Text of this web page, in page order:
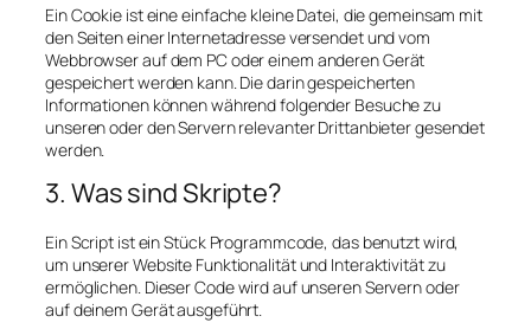
Ein Cookie ist eine einfache kleine Datei, die gemeinsam mit
den Seiten einer Internetadresse versendet und vom
Webbrowser auf dem PC oder einem anderen Gerät
gespeichert werden kann. Die darin gespeicherten
Informationen können während folgender Besuche zu
unseren oder den Servern relevanter Drittanbieter gesendet
werden.
3. Was sind Skripte?
Ein Script ist ein Stück Programmcode, das benutzt wird,
um unserer Website Funktionalität und Interaktivität zu
ermöglichen. Dieser Code wird auf unseren Servern oder
auf deinem Gerät ausgeführt.